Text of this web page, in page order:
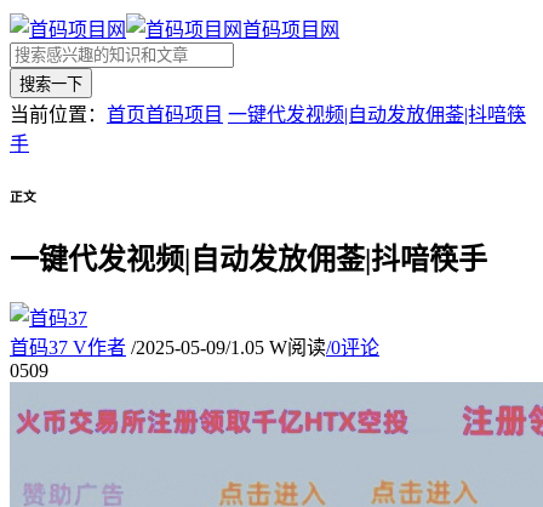
首码项目网
搜索一下
当前位置： 首页首码项目 一键代发视频|自动发放佣菳|抖喑筷
手
正文
一键代发视频|自动发放佣菳|抖喑筷手
首码37 V作者 /2025-05-09/1.05 W阅读/0评论
0509